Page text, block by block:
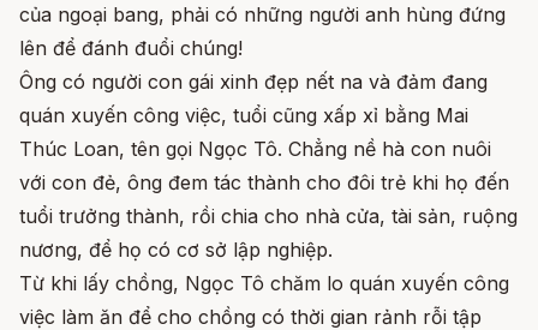
của ngoại bang, phải có những người anh hùng đứng
lên để đánh đuổi chúng!
Ông có người con gái xinh đẹp nết na và đảm đang
quán xuyến công việc, tuổi cũng xấp xỉ bằng Mai
Thúc Loan, tên gọi Ngọc Tô. Chẳng nề hà con nuôi
với con đẻ, ông đem tác thành cho đôi trẻ khi họ đến
tuổi trưởng thành, rồi chia cho nhà cửa, tài sản, ruộng
nương, để họ có cơ sở lập nghiệp.
Từ khi lấy chồng, Ngọc Tô chăm lo quán xuyến công
việc làm ăn để cho chồng có thời gian rảnh rỗi tập